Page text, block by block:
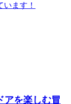
ます！
アを楽しむ冒